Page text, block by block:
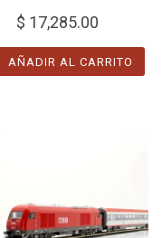
$ 17,285.00
AÑADIR AL CARRITO